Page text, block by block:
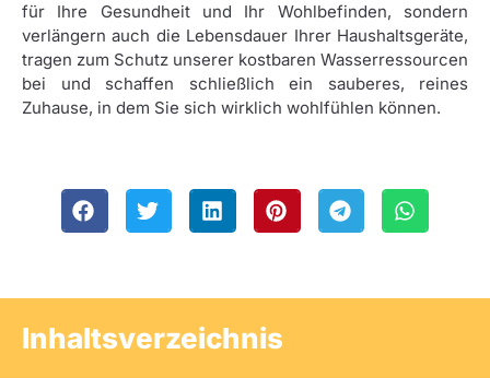
für Ihre Gesundheit und Ihr Wohlbefinden, sondern
verlängern auch die Lebensdauer Ihrer Haushaltsgeräte,
tragen zum Schutz unserer kostbaren Wasserressourcen
bei und schaffen schließlich ein sauberes, reines
Zuhause, in dem Sie sich wirklich wohlfühlen können.
Inhaltsverzeichnis